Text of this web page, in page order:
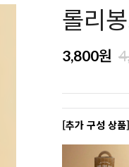
롤리
3,800원
[추가 구성 상품]